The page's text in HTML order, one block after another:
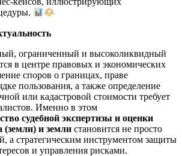
ограниченный и высоколиквидный
в центре правовых и экономических
споров о границах, праве
пользования, а также определение
или кадастровой стоимости требует
Именно в этом
судебной экспертизы и оценки
(земли) и земли становится не просто
а стратегическим инструментом защиты
и управления рисками.